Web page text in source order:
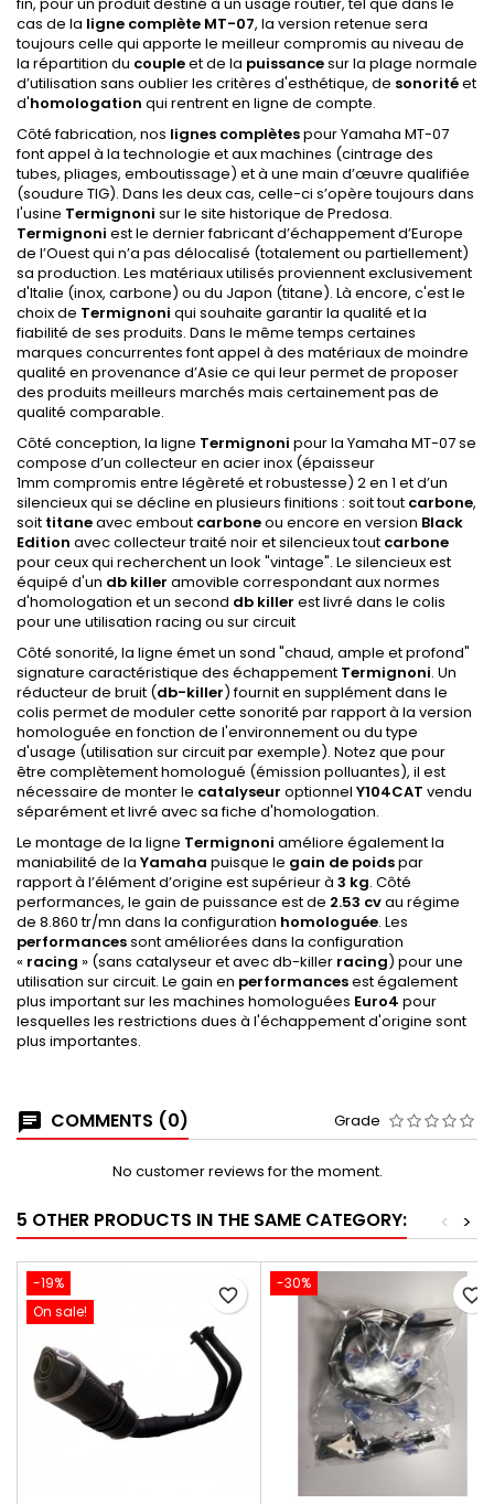
cas de la ligne complète MT-07, la version retenue sera
toujours celle qui apporte le meilleur compromis au niveau de
la répartition du coupleet de la puissancesur la plage normale
d’utilisation sans oublier les critères d'esthétique, de sonoritéet
d'homologation qui rentrent en ligne de compte.
Côté fabrication, nos lignes complètespour Yamaha MT-07
font appel à la technologie et aux machines (cintrage des
tubes, pliages, emboutissage) et à une main d’œuvre qualifiée
(soudure TIG). Dans les deux cas, celle-ci s’opère toujours dans
l'usine Termignoni sur le site historique de Predosa.
Termignoni est le dernier fabricant d’échappement d’Europe
de l’Ouest qui n’a pas délocalisé (totalement ou partiellement)
sa production. Les matériaux utilisés proviennent exclusivement
d'Italie (inox, carbone) ou du Japon (titane). Là encore, c'est le
choix de Termignoni qui souhaite garantir la qualité et la
fiabilité de ses produits. Dans le même temps certaines
marques concurrentes font appel à des matériaux de moindre
qualité en provenance d’Asie ce qui leur permet de proposer
des produits meilleurs marchés mais certainement pas de
qualité comparable.
Côté conception, la ligne Termignoni pour la Yamaha MT-07 se
compose d’un collecteur en acier inox (épaisseur
1mm compromis entre légèreté et robustesse) 2 en 1 et d’un
silencieux qui se décline en plusieurs finitions : soit tout carbone,
soit titaneavec embout carboneou encore en version Black
Edition avec collecteur traité noir et silencieux tout carbone
pour ceux qui recherchent un look "vintage". Le silencieux est
équipé d'un db killer amovible correspondant aux normes
d'homologation et un second db killer est livré dans le colis
pour une utilisation racing ou sur circuit
Côté sonorité, la ligne émet un sond "chaud, ample et profond"
signature caractéristique des échappement Termignoni. Un
réducteur de bruit (db-killer) fournit en supplément dans le
colis permet de moduler cette sonorité par rapport à la version
homologuée en fonction de l'environnement ou du type
d'usage (utilisation sur circuit par exemple). Notez que pour
être complètement homologué (émission polluantes), il est
nécessaire de monter le catalyseur optionnel Y104CAT vendu
séparément et livré avec sa fiche d'homologation.
Le montage de la ligne Termignoni améliore également la
maniabilité de la Yamaha puisque le gain de poidspar
rapport à l’élément d’origine est supérieur à 3 kg. Côté
performances, le gain de puissance est de 2.53 cvau régime
de 8.860 tr/mn dans la configuration homologuée. Les
performancessont améliorées dans la configuration
« racing » (sans catalyseur et avec db-killer racing) pour une
utilisation sur circuit. Le gain en performancesest également
plus important sur les machines homologuées Euro4 pour
lesquelles les restrictions dues à l'échappement d'origine sont
plus importantes.
COMMENTS (0) Grade
No customer reviews for the moment.
5 OTHER PRODUCTS IN THE SAME CATEGORY: >
<
-19%
On sale!
favorite_border
-30%
favorite_border